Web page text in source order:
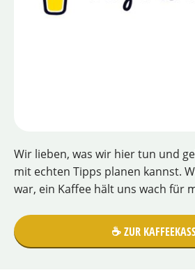
Wir lieben, was wir hier tun und
mit echten Tipps planen kannst.
war, ein Kaffee hält uns wach für
☕️ ZUR